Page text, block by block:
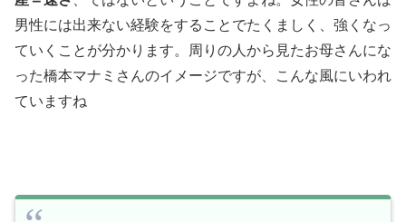
男性には出来ない経験をすることでたくましく、強くなっ
ていくことが分かります。周りの人から見たお母さんにな
った橋本マナミさんのイメージですが、こんな風にいわれ
ていますね